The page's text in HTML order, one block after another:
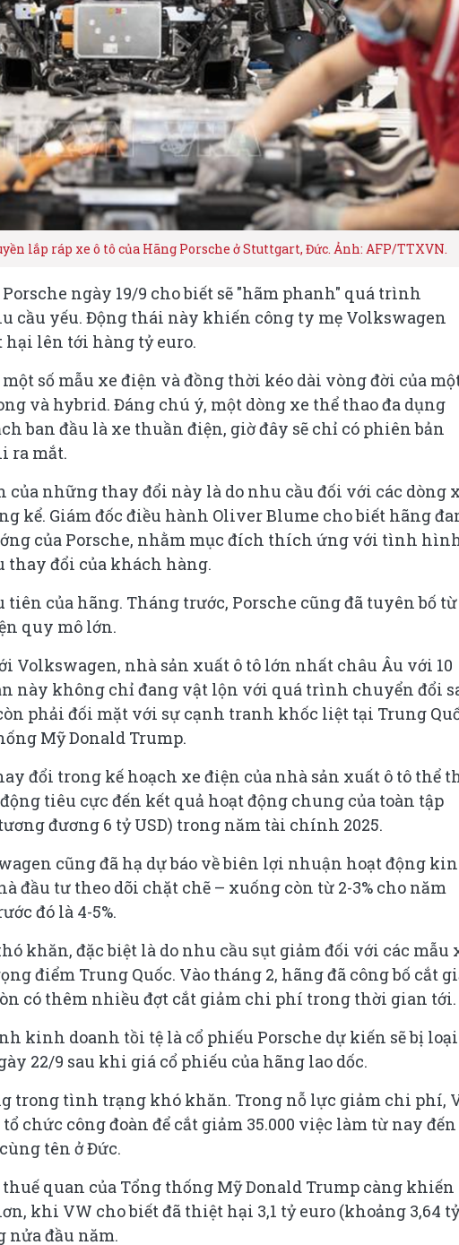
lắp ráp xe ô tô của Hãng Porsche ở Stuttgart, Đức. Ảnh: AFP/TTXVN.
ngày 19/9 cho biết sẽ "hãm phanh" quá trình
cầu yếu. Động thái này khiến công ty mẹ Volkswagen
hại lên tới hàng tỷ euro.
số mẫu xe điện và đồng thời kéo dài vòng đời của
và hybrid. Đáng chú ý, một dòng xe thể thao đa dụng
ban đầu là xe thuần điện, giờ đây sẽ chỉ có phiên bản
ra mắt.
của những thay đổi này là do nhu cầu đối với các dòng
kể. Giám đốc điều hành Oliver Blume cho biết hãng
của Porsche, nhằm mục đích thích ứng với tình
đổi của khách hàng.
của hãng. Tháng trước, Porsche cũng đã tuyên bố từ
quy mô lớn.
Volkswagen, nhà sản xuất ô tô lớn nhất châu Âu với 10
này không chỉ đang vật lộn với quá trình chuyển đổi
phải đối mặt với sự cạnh tranh khốc liệt tại Trung
Mỹ Donald Trump.
đổi trong kế hoạch xe điện của nhà sản xuất ô tô thể
tiêu cực đến kết quả hoạt động chung của toàn tập
đương 6 tỷ USD) trong năm tài chính 2025.
cũng đã hạ dự báo về biên lợi nhuận hoạt động
đầu tư theo dõi chặt chẽ – xuống còn từ 2-3% cho năm
đó là 4-5%.
khăn, đặc biệt là do nhu cầu sụt giảm đối với các mẫu
điểm Trung Quốc. Vào tháng 2, hãng đã công bố cắt
có thêm nhiều đợt cắt giảm chi phí trong thời gian tới.
kinh doanh tồi tệ là cổ phiếu Porsche dự kiến sẽ bị loại
22/9 sau khi giá cổ phiếu của hãng lao dốc.
trong tình trạng khó khăn. Trong nỗ lực giảm chi phí,
chức công đoàn để cắt giảm 35.000 việc làm từ nay đến
tên ở Đức.
quan của Tổng thống Mỹ Donald Trump càng khiến
khi VW cho biết đã thiệt hại 3,1 tỷ euro (khoảng 3,64 tỷ
nửa đầu năm.